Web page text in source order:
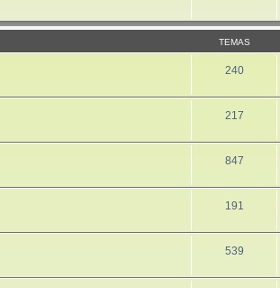
TEMAS
240
217
847
191
539